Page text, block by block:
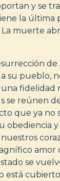
y se
la última
La muerte
de
su pueblo,
fidelidad
se reúnen
que ya no
obediencia y
amor
se
está